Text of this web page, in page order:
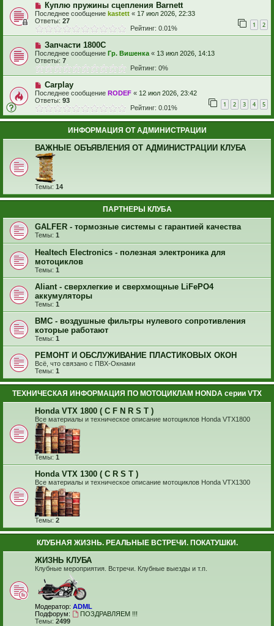
Куплю пружины сцепления Barnett
Последнее сообщение kastett « 17 июл 2026, 22:33
Ответы: 27 1 2
Рейтинг: 0.01%
Запчасти 1800С
Последнее сообщение Гр. Вишенка « 13 июл 2026, 14:13
Ответы: 7
Рейтинг: 0%
Carplay
Последнее сообщение RODEF « 12 июл 2026, 23:42
Ответы: 93 1 2 3 4 5
Рейтинг: 0.01%
ИНФОРМАЦИЯ ОТ АДМИНИСТРАЦИИ
ВАЖНЫЕ ОБЪЯВЛЕНИЯ ОТ АДМИНИСТРАЦИИ КЛУБА
Темы: 14
ПАРТНЕРЫ КЛУБА
GALFER - тормозные системы с гарантией качества
Темы: 1
Healtech Electronics - полезная электроника для
мотоциклов
Темы: 1
Aliant - сверхлегкие и сверхмощные LiFePO4
аккумуляторы
Темы: 1
BMC - воздушные фильтры нулевого сопротивления
которые работают
Темы: 1
РЕМОНТ И ОБСЛУЖИВАНИЕ ПЛАСТИКОВЫХ ОКОН
Всё, что связано с ПВХ-Окнами
Темы: 1
ТЕХНИЧЕСКАЯ ИНФОРМАЦИЯ ПО МОТОЦИКЛАМ HONDA серии VTX
Honda VTX 1800 ( C F N R S T )
Все материалы и техническое описание мотоциклов Honda VTX1800
Темы: 1
Honda VTX 1300 ( C R S T )
Все материалы и техническое описание мотоциклов Honda VTX1300
Темы: 2
КЛУБНАЯ ЖИЗНЬ. РЕАЛЬНЫЕ ВСТРЕЧИ. ПОКАТУШКИ.
ЖИЗНЬ КЛУБА
Клубные мероприятия. Встречи. Клубные выезды и т.п.
Модератор: ADML
Подфорум:
ПОЗДРАВЛЯЕМ !!!
Темы: 2499